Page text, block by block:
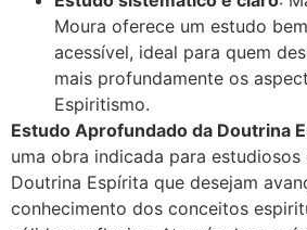
Moura oferece um estudo
acessível, ideal para quem
mais profundamente os
Espiritismo.
Estudo Aprofundado da Doutrina
uma obra indicada para
Doutrina Espírita que desejam
conhecimento dos conceitos